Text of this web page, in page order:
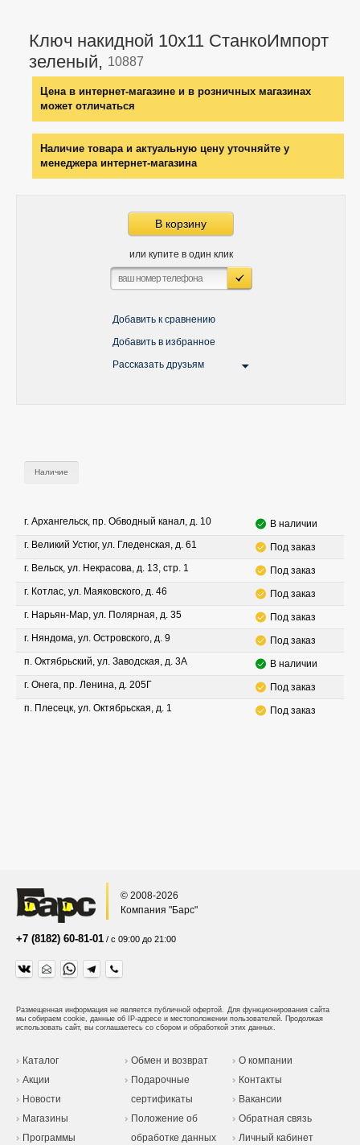
Ключ накидной 10х11 СтанкоИмпорт
зеленый, 10887
Цена в интернет-магазине и в розничных магазинах
может отличаться
Наличие товара и актуальную цену уточняйте у
менеджера интернет-магазина
В корзину
или купите в один клик
Добавить к сравнению
Добавить в избранное
Рассказать друзьям
Наличие
г. Архангельск, пр. Обводный канал, д. 10
В наличии
г. Великий Устюг, ул. Гледенская, д. 61
Под заказ
г. Вельск, ул. Некрасова, д. 13, стр. 1
Под заказ
г. Котлас, ул. Маяковского, д. 46
Под заказ
г. Нарьян-Мар, ул. Полярная, д. 35
Под заказ
г. Няндома, ул. Островского, д. 9
Под заказ
п. Октябрьский, ул. Заводская, д. 3А
В наличии
г. Онега, пр. Ленина, д. 205Г
Под заказ
п. Плесецк, ул. Октябрьская, д. 1
Под заказ
© 2008-2026
Компания "Барс"
+7 (8182) 60-81-01 / с 09:00 до 21:00
Размещенная информация не является публичной офертой. Для функционирования сайта
мы собираем cookie, данные об IP-адресе и местоположении пользователей. Продолжая
использовать сайт, вы соглашаетесь со сбором и обработкой этих данных.
Каталог
Акции
Новости
Магазины
Программы
Обмен и возврат
Подарочные
сертификаты
Положение об
обработке данных
О компании
Контакты
Вакансии
Обратная связь
Личный кабинет